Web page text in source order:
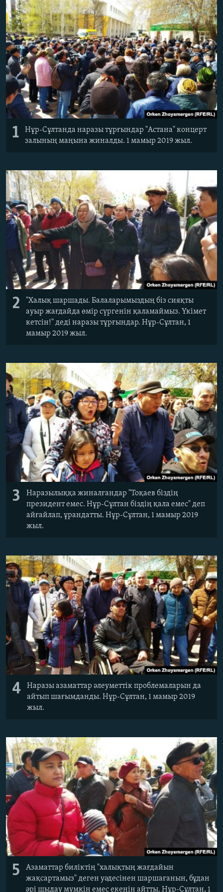
ЖАЗЫЛЫҢЫЗ
Басқа тілдерде
1
Нұр-Сұлтанда наразы тұрғындар "Астана" концерт
залының маңына жиналды. 1 мамыр 2019 жыл.
2
"Халық шаршады. Балаларымыздың біз сияқты
ауыр жағдайда өмір сүргенін қаламаймыз. Үкімет
кетсін!" деді наразы тұрғындар. Нұр-Сұлтан, 1
мамыр 2019 жыл.
3
Наразылыққа жиналғандар "Тоқаев біздің
президент емес. Нұр-Сұлтан біздің қала емес" деп
айғайлап, ұрандатты. Нұр-Сұлтан, 1 мамыр 2019
жыл.
4
Наразы азаматтар әлеуметтік проблемаларын да
айтып шағымданды. Нұр-Сұлтан, 1 мамыр 2019
жыл.
5
Азаматтар биліктің "халықтың жағдайын
жақсартамыз" деген уәдесінен шаршағанын, бұдан
әрі шыдау мүмкін емес екенін айтты. Нұр-Сұлтан, 1